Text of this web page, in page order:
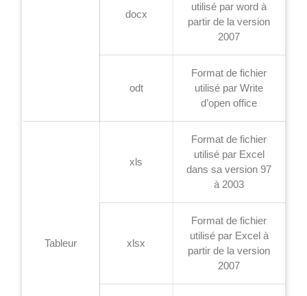
docx
utilisé par word à
partir de la version
2007
odt
Format de fichier
utilisé par Write
d’open office
Tableur
xls
Format de fichier
utilisé par Excel
dans sa version 97
à 2003
xlsx
Format de fichier
utilisé par Excel à
partir de la version
2007